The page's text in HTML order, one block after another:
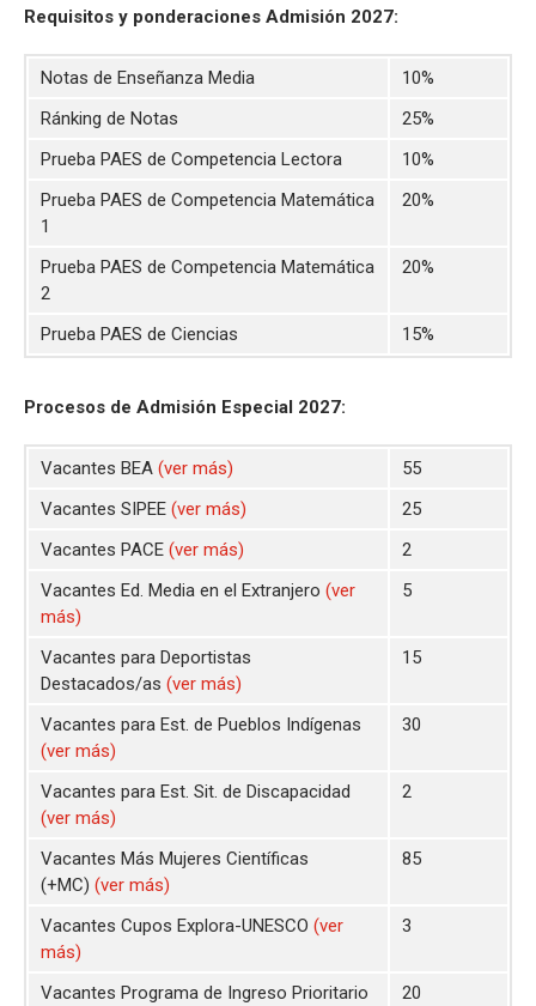
Requisitos y ponderaciones Admisión 2027:
Notas de Enseñanza Media
10%
Ránking de Notas
25%
Prueba PAES de Competencia Lectora
10%
Prueba PAES de Competencia Matemática
1
20%
Prueba PAES de Competencia Matemática
2
20%
Prueba PAES de Ciencias 15%
Procesos de Admisión Especial 2027:
Vacantes BEA (ver más)
55
Vacantes SIPEE (ver más)
25
Vacantes PACE (ver más)
2
Vacantes Ed. Media en el Extranjero (ver
más)
5
Vacantes para Deportistas
Destacados/as (ver más)
15
Vacantes para Est. de Pueblos Indígenas
(ver más)
30
Vacantes para Est. Sit. de Discapacidad
(ver más)
2
Vacantes Más Mujeres Científicas
(+MC) (ver más)
85
Vacantes Cupos Explora-UNESCO (ver
más)
3
Vacantes Programa de Ingreso Prioritario
20